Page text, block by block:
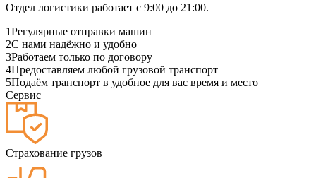
Отдел логистики работает с 9:00 до 21:00.
1Регулярные отправки машин
2С нами надёжно и удобно
3Работаем только по договору
4Предоставляем любой грузовой транспорт
5Подаём транспорт в удобное для вас время и место
Сервис
Страхование грузов